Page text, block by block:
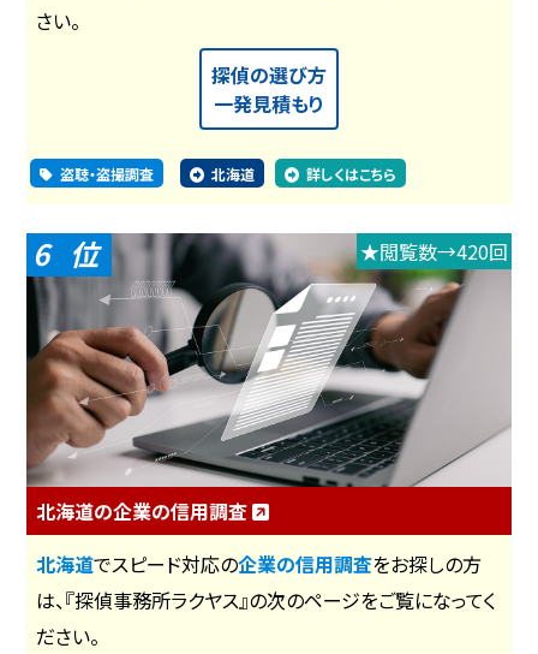
さい。
探偵の選び方
一発見積もり
盗聴・盗撮調査 北海道 詳しくはこちら
6 ★閲覧数→420回
北海道の企業の信用調査
北海道でスピード対応の企業の信用調査をお探しの方
は、『探偵事務所ラクヤス』の次のページをご覧になってく
ださい。